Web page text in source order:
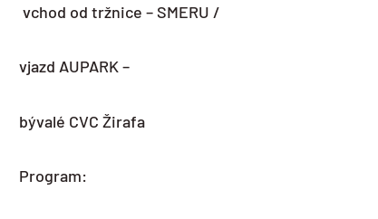
vchod od tržnice – SMERU /
vjazd AUPARK –
bývalé CVC Žirafa
Program: